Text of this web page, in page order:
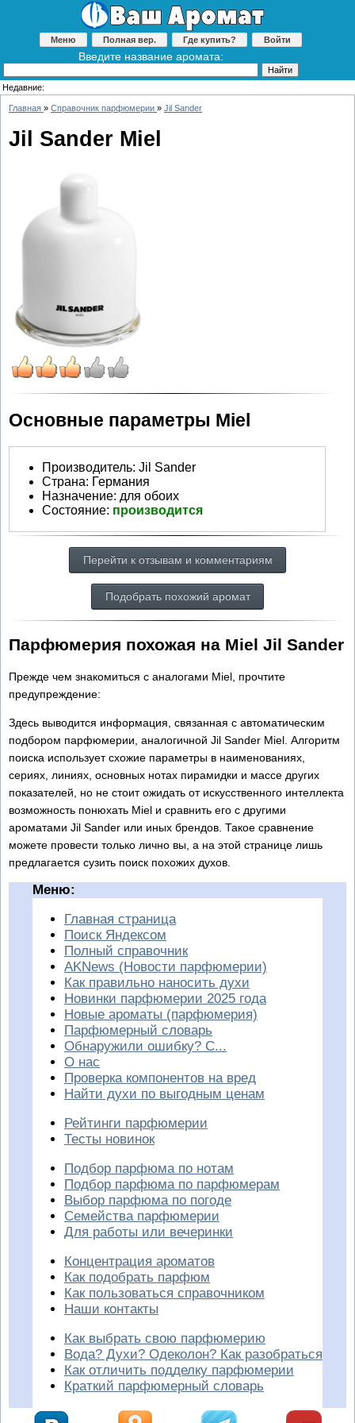
Меню Полная вер. Где купить? Войти
Введите название аромата:
Недавние:
Главная » Справочник парфюмерии » Jil Sander
Jil Sander Miel
Основные параметры Miel
Производитель: Jil Sander
Страна: Германия
Назначение: для обоих
Состояние: производится
Перейти к отзывам и комментариям
Подобрать похожий аромат
Парфюмерия похожая на Miel Jil Sander
Прежде чем знакомиться с аналогами Miel, прочтите
предупреждение:
Здесь выводится информация, связанная с автоматическим
подбором парфюмерии, аналогичной Jil Sander Miel. Алгоритм
поиска использует схожие параметры в наименованиях,
сериях, линиях, основных нотах пирамидки и массе других
показателей, но не стоит ожидать от искусственного интеллекта
возможность понюхать Miel и сравнить его с другими
ароматами Jil Sander или иных брендов. Такое сравнение
можете провести только лично вы, а на этой странице лишь
предлагается сузить поиск похожих духов.
Меню:
Главная страница
Поиск Яндексом
Полный справочник
AKNews (Новости парфюмерии)
Как правильно наносить духи
Новинки парфюмерии 2025 года
Новые ароматы (парфюмерия)
Парфюмерный словарь
Обнаружили ошибку? С...
О нас
Проверка компонентов на вред
Найти духи по выгодным ценам
Рейтинги парфюмерии
Тесты новинок
Подбор парфюма по нотам
Подбор парфюма по парфюмерам
Выбор парфюма по погоде
Семейства парфюмерии
Для работы или вечеринки
Концентрация ароматов
Как подобрать парфюм
Как пользоваться справочником
Наши контакты
Как выбрать свою парфюмерию
Вода? Духи? Одеколон? Как разобраться
Как отличить подделку парфюмерии
Краткий парфюмерный словарь